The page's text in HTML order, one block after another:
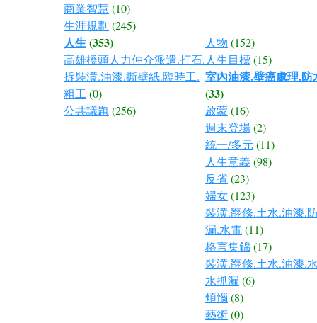
商業智慧 (10)
生涯規劃 (245)
人生(353)
高雄橋頭人力仲介派遣.打石.
拆裝潢.油漆.撕壁紙.臨時工.
粗工(0)
公共議題 (256)
人物 (152)
人生目標(15)
室內油漆.壁癌處理.防
(33)
啟蒙(16)
週末登場(2)
統一/多元 (11)
人生意義(98)
反省(23)
婦女(123)
裝潢.翻修.土水.油漆.
漏.水電(11)
格言集錦(17)
裝潢.翻修.土水.油漆.
水抓漏(6)
煩惱 (8)
藝術(0)